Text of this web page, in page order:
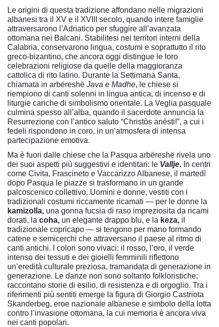
Le origini di questa tradizione affondano nelle migrazioni
albanesi tra il XV e il XVIII secolo, quando intere famiglie
attraversarono l’Adriatico per sfuggire all’avanzata
ottomana nei Balcani. Stabilitesi nei territori interni della
Calabria, conservarono lingua, costumi e soprattutto il rito
greco-bizantino, che ancora oggi distingue le loro
celebrazioni religiose da quelle della maggioranza
cattolica di rito latino. Durante la Settimana Santa,
chiamata in arbëreshë Java e Madhe, le chiese si
riempiono di canti solenni in lingua antica, di incenso e di
liturgie cariche di simbolismo orientale. La Veglia pasquale
culmina spesso all’alba, quando il sacerdote annuncia la
Resurrezione con l’antico saluto “Christòs anèsti!”, a cui i
fedeli rispondono in coro, in un’atmosfera di intensa
partecipazione emotiva.
Ma è fuori dalle chiese che la Pasqua arbëreshë rivela uno
dei suoi aspetti più suggestivi e identitari: le Vallje. In centri
come Civita, Frascineto e Vaccarizzo Albanese, il martedì
dopo Pasqua le piazze si trasformano in un grande
palcoscenico collettivo. Uomini e donne, vestiti con i
tradizionali costumi riccamente ricamati — per le donne la
kamizolla, una gonna fucsia di raso impreziosita da ricami
dorati, la coha, un elegante drappo blu, e la keza, il
tradizionale copricapo — si tengono per mano formando
catene e semicerchi che attraversano il paese al ritmo di
canti antichi. I colori sono vivaci: il rosso, l’oro, il verde
intenso dei tessuti e dei gioielli femminili riflettono
un’eredità culturale preziosa, tramandata di generazione in
generazione. Le danze non sono soltanto folkloristiche;
raccontano storie di esilio, di resistenza e di orgoglio. Tra i
riferimenti più sentiti emerge la figura di Giorgio Castriota
Skanderbeg, eroe nazionale albanese e simbolo della lotta
contro l’invasione ottomana, la cui memoria è ancora viva
nei canti popolari.